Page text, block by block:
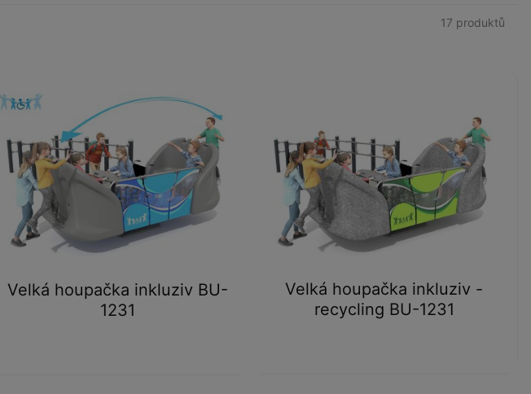
Velká houpačka inkluziv BU-
1231
Velká houpačka inkluziv -
recycling BU-1231